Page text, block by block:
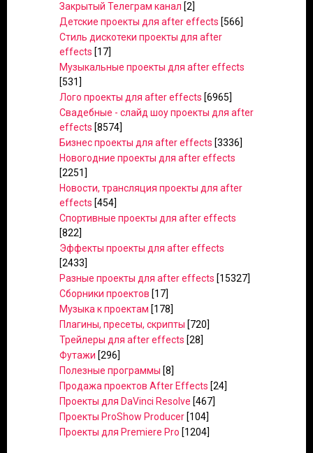
Закрытый Телеграм канал [2]
Детские проекты для after effects [566]
Стиль дискотеки проекты для after
effects [17]
Музыкальные проекты для after effects
[531]
Лого проекты для after effects [6965]
Свадебные - слайд шоу проекты для after
effects [8574]
Бизнес проекты для after effects [3336]
Новогодние проекты для after effects
[2251]
Новости, трансляция проекты для after
effects [454]
Спортивные проекты для after effects
[822]
Эффекты проекты для after effects
[2433]
Разные проекты для after effects [15327]
Сборники проектов [17]
Музыка к проектам [178]
Плагины, пресеты, скрипты [720]
Трейлеры для after effects [28]
Футажи [296]
Полезные программы [8]
Продажа проектов After Effects [24]
Проекты для DaVinci Resolve [467]
Проекты ProShow Producer [104]
Проекты для Premiere Pro [1204]